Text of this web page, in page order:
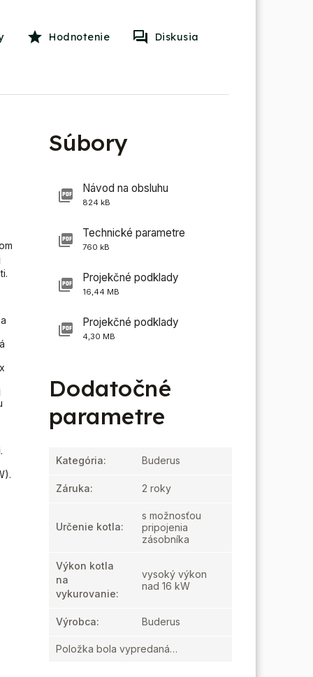
Hodnotenie Diskusia
Súbory
Návod na obsluhu
824 kB
Technické parametre
760 kB
Projekčné podklady
16,44 MB
Projekčné podklady
4,30 MB
Dodatočné
parametre
Kategória: Buderus
Záruka: 2 roky
Určenie kotla:
s možnosťou
pripojenia
zásobníka
Výkon kotla
na
vykurovanie:
vysoký výkon
nad 16 kW
Výrobca: Buderus
Položka bola vypredaná…